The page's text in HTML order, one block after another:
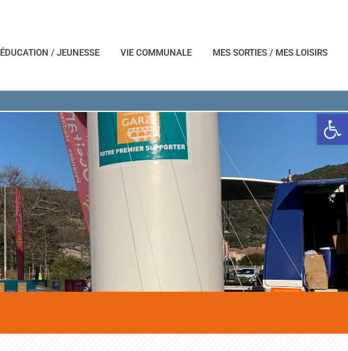
Ouvrir
ÉDUCATION / JEUNESSE VIE COMMUNALE MES SORTIES / MES LOISIRS